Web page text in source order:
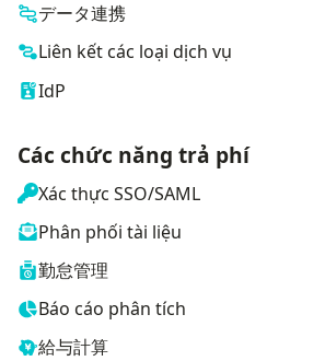
データ連携
Liên kết các loại dịch vụ
IdP
Các chức năng trả phí
Xác thực SSO/SAML
Phân phối tài liệu
勤怠管理
Báo cáo phân tích
給与計算